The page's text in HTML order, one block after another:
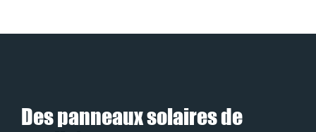
Des panneaux solaires de